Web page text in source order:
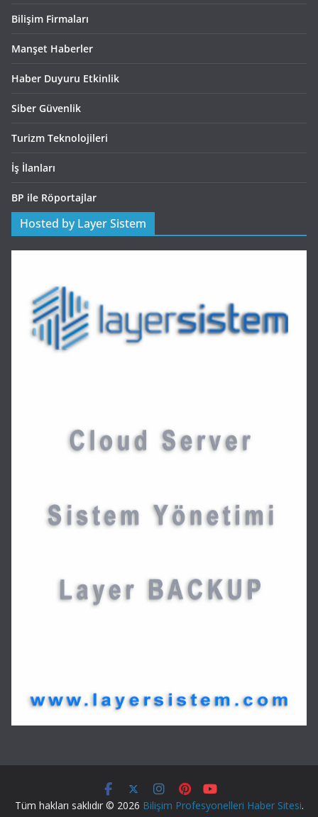
Bilişim Firmaları
Manşet Haberler
Haber Duyuru Etkinlik
Siber Güvenlik
Turizm Teknolojileri
İş İlanları
BP ile Röportajlar
Hosted by Layer Sistem
Tüm hakları saklıdır © 2026 Bilişim Profesyonelleri Haber Sitesi.